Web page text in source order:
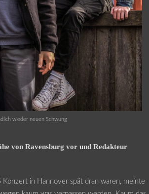
wieder neuen Schwung
von Ravensburg vor und Redakteur
in Hannover spät dran waren, meinte